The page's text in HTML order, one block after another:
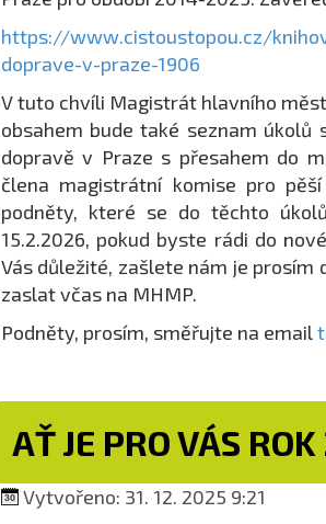
https://www.cistoustopou.cz/
doprave-v-praze-1906
V tuto chvíli Magistrát hlavního
obsahem bude také seznam
dopravě v Praze s přesahem do
člena magistrátní komise pro
podněty, které se do těchto
15.2.2026, pokud byste rádi do
Vás důležité, zašlete nám je
zaslat včas na MHMP.
Podněty, prosím, směřujte na email
AŤ JE PRO VÁS
Vytvořeno: 31. 12. 2025 9:21